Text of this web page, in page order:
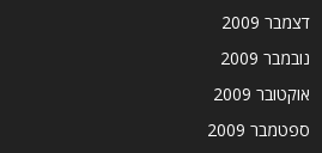
דצמבר 2009
נובמבר 2009
אוקטובר 2009
ספטמבר 2009